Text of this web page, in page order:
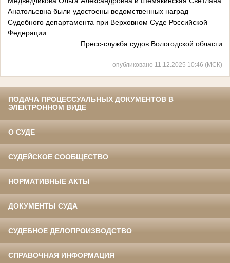
Анатольевна были удостоены ведомственных наград
Судебного департамента при Верховном Суде Российской
Федерации.
Пресс-служба судов Вологодской области
опубликовано 11.12.2025 10:46 (МСК)
ПОДАЧА ПРОЦЕССУАЛЬНЫХ ДОКУМЕНТОВ В
ЭЛЕКТРОННОМ ВИДЕ
О СУДЕ
СУДЕЙСКОЕ СООБЩЕСТВО
НОРМАТИВНЫЕ АКТЫ
ДОКУМЕНТЫ СУДА
СУДЕБНОЕ ДЕЛОПРОИЗВОДСТВО
СПРАВОЧНАЯ ИНФОРМАЦИЯ